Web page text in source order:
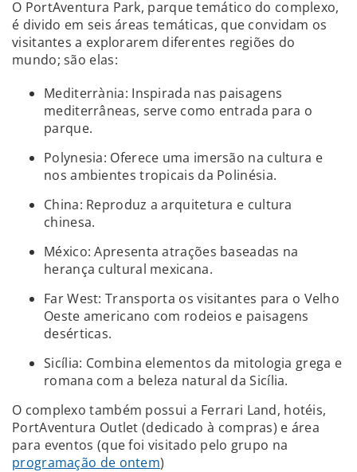
O PortAventura Park, parque temático do complexo,
é divido em seis áreas temáticas, que convidam os
visitantes a explorarem diferentes regiões do
mundo; são elas:
Mediterrània: Inspirada nas paisagens
mediterrâneas, serve como entrada para o
parque.
Polynesia: Oferece uma imersão na cultura e
nos ambientes tropicais da Polinésia.
China: Reproduz a arquitetura e cultura
chinesa.
México: Apresenta atrações baseadas na
herança cultural mexicana.
Far West: Transporta os visitantes para o Velho
Oeste americano com rodeios e paisagens
desérticas.
Sicília: Combina elementos da mitologia grega e
romana com a beleza natural da Sicília.
O complexo também possui a Ferrari Land, hotéis,
PortAventura Outlet (dedicado à compras) e área
para eventos (que foi visitado pelo grupo na
programação de ontem)